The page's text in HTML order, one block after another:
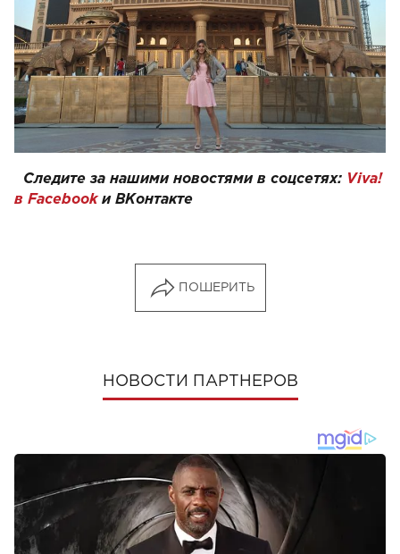
Следите за нашими новостями в соцсетях: Viva!
в Facebookи ВКонтакте
ПОШЕРИТЬ
НОВОСТИ ПАРТНЕРОВ